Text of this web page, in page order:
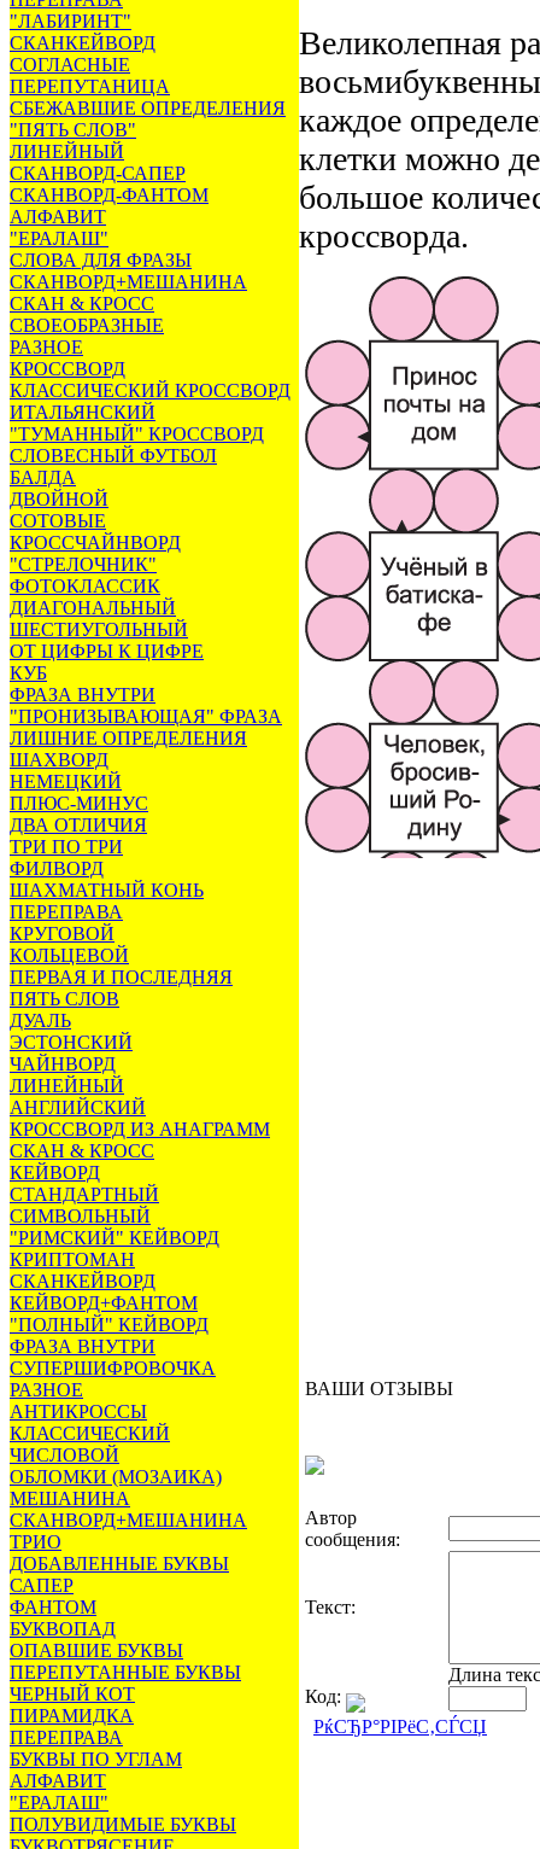
"ЛАБИРИНТ"
СКАНКЕЙВОРД
СОГЛАСНЫЕ
ПЕРЕПУТАНИЦА
СБЕЖАВШИЕ ОПРЕДЕЛЕНИЯ
"ПЯТЬ СЛОВ"
ЛИНЕЙНЫЙ
СКАНВОРД-САПЕР
СКАНВОРД-ФАНТОМ
АЛФАВИТ
"ЕРАЛАШ"
СЛОВА ДЛЯ ФРАЗЫ
СКАНВОРД+МЕШАНИНА
СКАН & КРОСС
СВОЕОБРАЗНЫЕ
РАЗНОЕ
КРОССВОРД
КЛАССИЧЕСКИЙ КРОССВОРД
ИТАЛЬЯНСКИЙ
"ТУМАННЫЙ" КРОССВОРД
СЛОВЕСНЫЙ ФУТБОЛ
БАЛДА
ДВОЙНОЙ
СОТОВЫЕ
КРОССЧАЙНВОРД
"СТРЕЛОЧНИК"
ФОТОКЛАССИК
ДИАГОНАЛЬНЫЙ
ШЕСТИУГОЛЬНЫЙ
ОТ ЦИФРЫ К ЦИФРЕ
КУБ
ФРАЗА ВНУТРИ
"ПРОНИЗЫВАЮЩАЯ" ФРАЗА
ЛИШНИЕ ОПРЕДЕЛЕНИЯ
ШАХВОРД
НЕМЕЦКИЙ
ПЛЮС-МИНУС
ДВА ОТЛИЧИЯ
ТРИ ПО ТРИ
ФИЛВОРД
ШАХМАТНЫЙ КОНЬ
ПЕРЕПРАВА
КРУГОВОЙ
КОЛЬЦЕВОЙ
ПЕРВАЯ И ПОСЛЕДНЯЯ
ПЯТЬ СЛОВ
ДУАЛЬ
ЭСТОНСКИЙ
ЧАЙНВОРД
ЛИНЕЙНЫЙ
АНГЛИЙСКИЙ
КРОССВОРД ИЗ АНАГРАММ
СКАН & КРОСС
КЕЙВОРД
СТАНДАРТНЫЙ
СИМВОЛЬНЫЙ
"РИМСКИЙ" КЕЙВОРД
КРИПТОМАН
СКАНКЕЙВОРД
КЕЙВОРД+ФАНТОМ
"ПОЛНЫЙ" КЕЙВОРД
ФРАЗА ВНУТРИ
СУПЕРШИФРОВОЧКА
РАЗНОЕ
АНТИКРОССЫ
КЛАССИЧЕСКИЙ
ЧИСЛОВОЙ
ОБЛОМКИ (МОЗАИКА)
МЕШАНИНА
СКАНВОРД+МЕШАНИНА
ТРИО
ДОБАВЛЕННЫЕ БУКВЫ
САПЕР
ФАНТОМ
БУКВОПАД
ОПАВШИЕ БУКВЫ
ПЕРЕПУТАННЫЕ БУКВЫ
ЧЕРНЫЙ КОТ
ПИРАМИДКА
ПЕРЕПРАВА
БУКВЫ ПО УГЛАМ
АЛФАВИТ
"ЕРАЛАШ"
ПОЛУВИДИМЫЕ БУКВЫ
Великолепная
каждое
клетки можно
большое
кроссворда.
ВАШИ ОТЗЫВЫ
Автор
сообщения:
Текст:
Длина
Код:
РќСЂР°РІРёС‚СЃСЏ